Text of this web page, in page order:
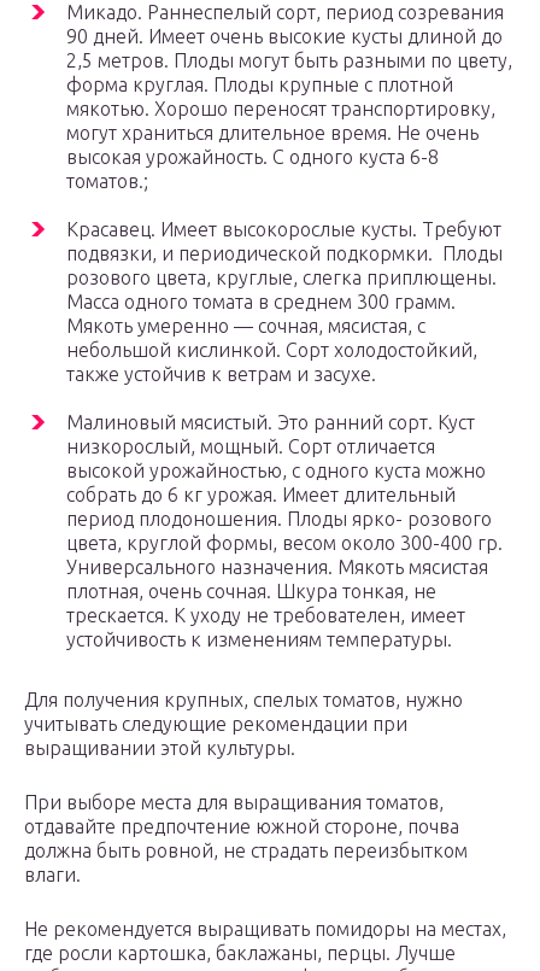
Микадо. Раннеспелый сорт, период созревания
90 дней. Имеет очень высокие кусты длиной до
2,5 метров. Плоды могут быть разными по цвету,
форма круглая. Плоды крупные с плотной
мякотью. Хорошо переносят транспортировку,
могут храниться длительное время. Не очень
высокая урожайность. С одного куста 6-8
томатов.;
Красавец. Имеет высокорослые кусты. Требуют
подвязки, и периодической подкормки. Плоды
розового цвета, круглые, слегка приплющены.
Масса одного томата в среднем 300 грамм.
Мякоть умеренно — сочная, мясистая, с
небольшой кислинкой. Сорт холодостойкий,
также устойчив к ветрам и засухе.
Малиновый мясистый. Это ранний сорт. Куст
низкорослый, мощный. Сорт отличается
высокой урожайностью, с одного куста можно
собрать до 6 кг урожая. Имеет длительный
период плодоношения. Плоды ярко- розового
цвета, круглой формы, весом около 300-400 гр.
Универсального назначения. Мякоть мясистая
плотная, очень сочная. Шкура тонкая, не
трескается. К уходу не требователен, имеет
устойчивость к изменениям температуры.
Для получения крупных, спелых томатов, нужно
учитывать следующие рекомендации при
выращивании этой культуры.
При выборе места для выращивания томатов,
отдавайте предпочтение южной стороне, почва
должна быть ровной, не страдать переизбытком
влаги.
Не рекомендуется выращивать помидоры на местах,
где росли картошка, баклажаны, перцы. Лучше